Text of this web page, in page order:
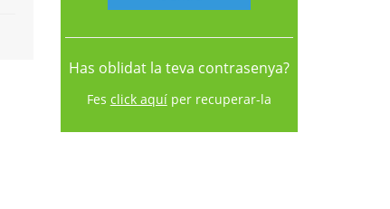
Has oblidat la teva contrasenya?
Fes click aquíper recuperar-la